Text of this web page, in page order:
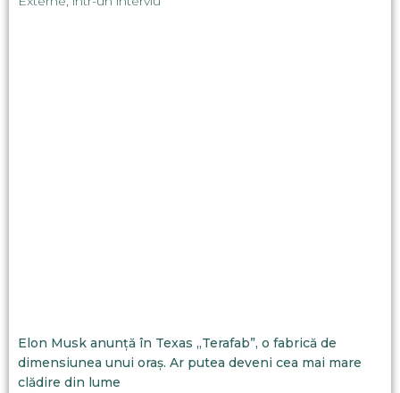
Elon Musk anunță în Texas „Terafab”, o fabrică de
dimensiunea unui oraș. Ar putea deveni cea mai mare
clădire din lume